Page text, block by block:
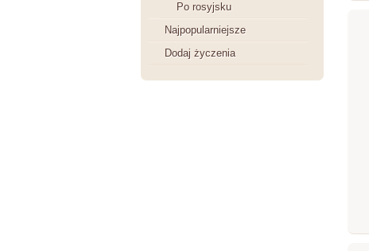
Po rosyjsku
Najpopularniejsze
Dodaj życzenia